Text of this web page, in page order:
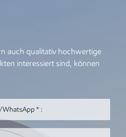
auch qualitativ hochwertige
interessiert sind, können